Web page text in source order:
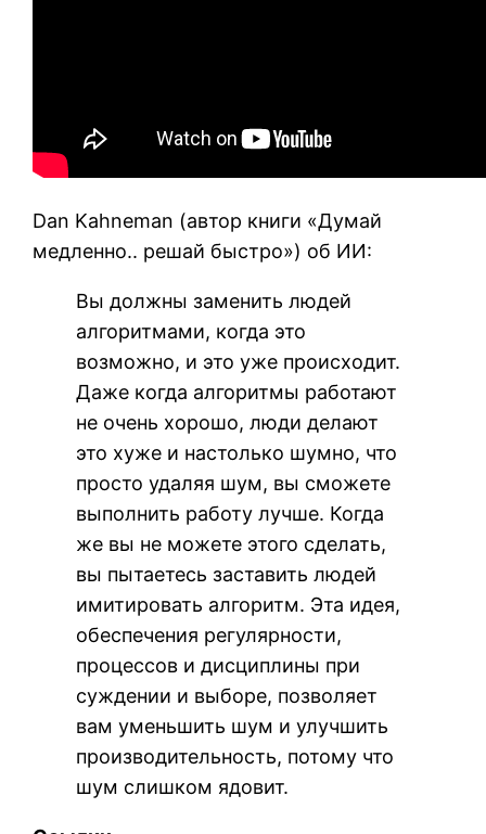
Dan Kahneman (автор книги «Думай
медленно.. решай быстро») об ИИ:
Вы должны заменить людей
алгоритмами, когда это
возможно, и это уже происходит.
Даже когда алгоритмы работают
не очень хорошо, люди делают
это хуже и настолько шумно, что
просто удаляя шум, вы сможете
выполнить работу лучше. Когда
же вы не можете этого сделать,
вы пытаетесь заставить людей
имитировать алгоритм. Эта идея,
обеспечения регулярности,
процессов и дисциплины при
суждении и выборе, позволяет
вам уменьшить шум и улучшить
производительность, потому что
шум слишком ядовит.